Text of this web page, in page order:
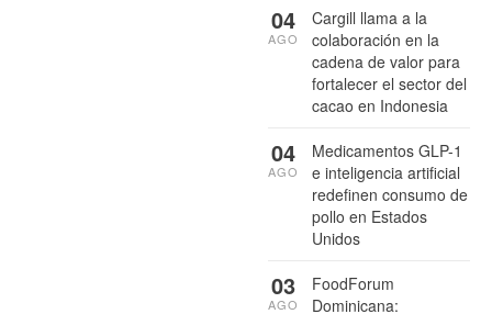
Cargill llama a la
colaboración en la
cadena de valor para
fortalecer el sector del
cacao en Indonesia
04
AGO
Medicamentos GLP-1
e inteligencia artificial
redefinen consumo de
pollo en Estados
Unidos
04
AGO
FoodForum
Dominicana:
03
AGO